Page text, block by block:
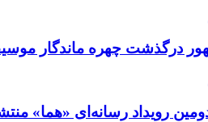
درگذشت چهره ماندگار
رویداد رسانه‌ای «هما»